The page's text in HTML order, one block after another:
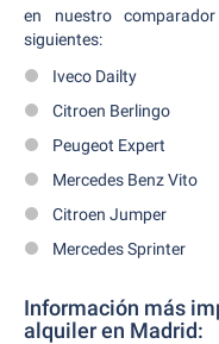
en nuestro
siguientes:
Iveco Dailty
Citroen Berlingo
Peugeot Expert
Mercedes Benz Vito
Citroen Jumper
Mercedes Sprinter
Información más
alquiler en Madrid: